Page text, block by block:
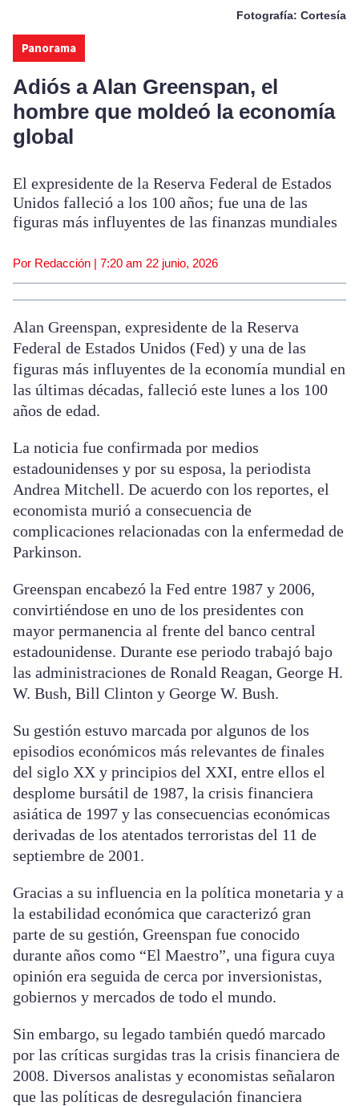
Fotografía: Cortesía
Panorama
Adiós a Alan Greenspan, el
hombre que moldeó la economía
global
El expresidente de la Reserva Federal de Estados
Unidos falleció a los 100 años; fue una de las
figuras más influyentes de las finanzas mundiales
Por Redacción | 7:20 am 22 junio, 2026
Alan Greenspan, expresidente de la Reserva
Federal de Estados Unidos (Fed) y una de las
figuras más influyentes de la economía mundial en
las últimas décadas, falleció este lunes a los 100
años de edad.
La noticia fue confirmada por medios
estadounidenses y por su esposa, la periodista
Andrea Mitchell. De acuerdo con los reportes, el
economista murió a consecuencia de
complicaciones relacionadas con la enfermedad de
Parkinson.
Greenspan encabezó la Fed entre 1987 y 2006,
convirtiéndose en uno de los presidentes con
mayor permanencia al frente del banco central
estadounidense. Durante ese periodo trabajó bajo
las administraciones de Ronald Reagan, George H.
W. Bush, Bill Clinton y George W. Bush.
Su gestión estuvo marcada por algunos de los
episodios económicos más relevantes de finales
del siglo XX y principios del XXI, entre ellos el
desplome bursátil de 1987, la crisis financiera
asiática de 1997 y las consecuencias económicas
derivadas de los atentados terroristas del 11 de
septiembre de 2001.
Gracias a su influencia en la política monetaria y a
la estabilidad económica que caracterizó gran
parte de su gestión, Greenspan fue conocido
durante años como “El Maestro”, una figura cuya
opinión era seguida de cerca por inversionistas,
gobiernos y mercados de todo el mundo.
Sin embargo, su legado también quedó marcado
por las críticas surgidas tras la crisis financiera de
2008. Diversos analistas y economistas señalaron
que las políticas de desregulación financiera